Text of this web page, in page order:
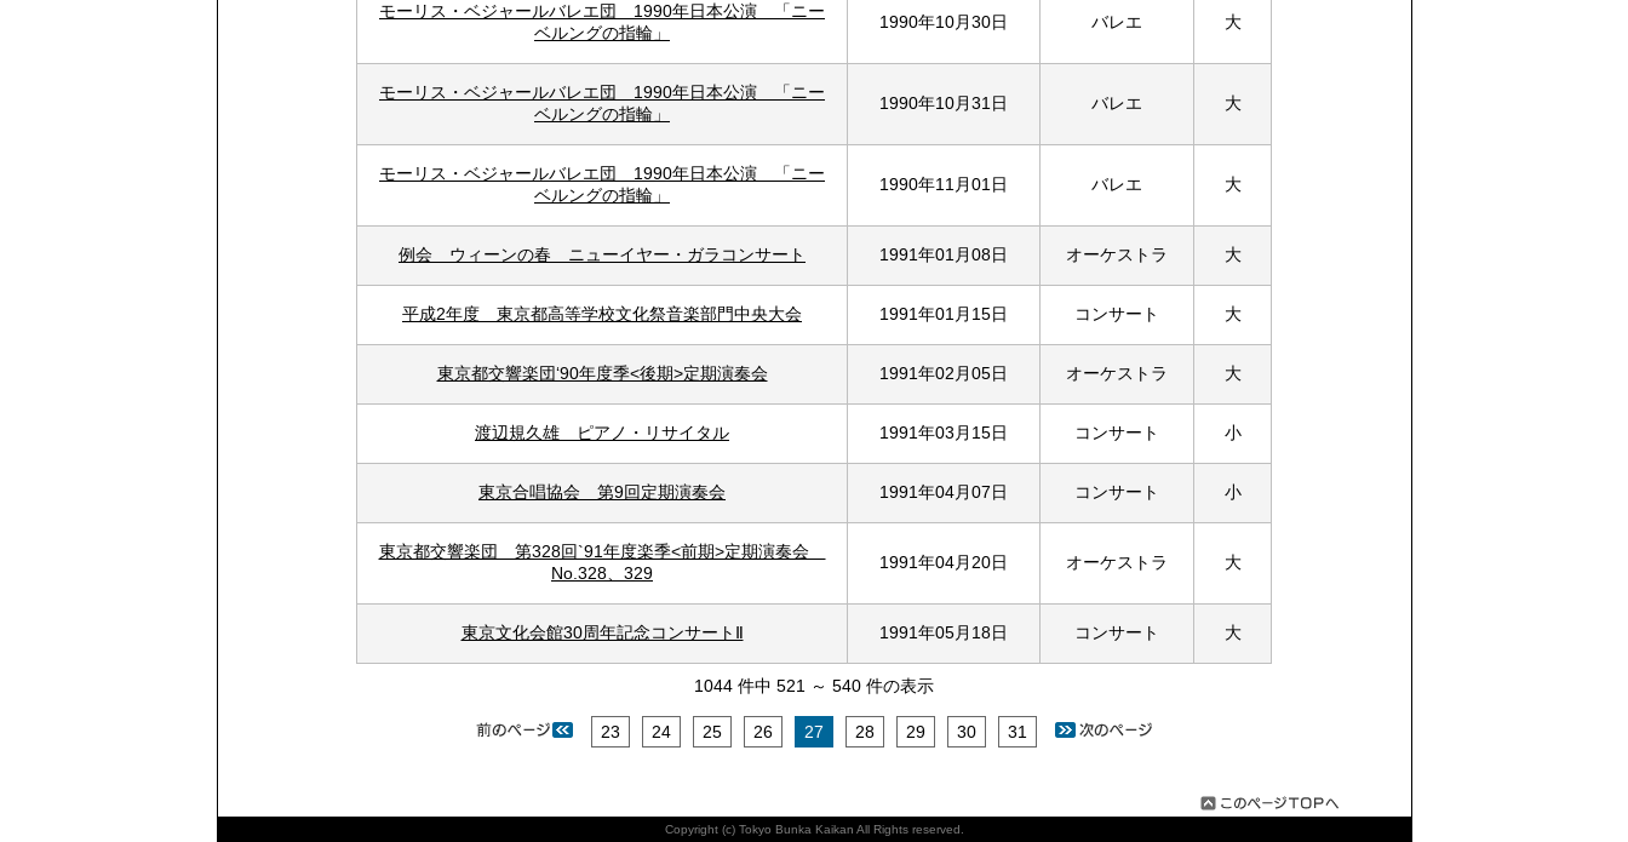
モーリス・ベジャールバレエ団 1990年日本公演 「ニー
ベルングの指輪」
1990年10月30日 バレエ 大
モーリス・ベジャールバレエ団 1990年日本公演 「ニー
ベルングの指輪」
1990年10月31日 バレエ 大
モーリス・ベジャールバレエ団 1990年日本公演 「ニー
ベルングの指輪」
1990年11月01日 バレエ 大
例会 ウィーンの春 ニューイヤー・ガラコンサート 1991年01月08日 オーケストラ 大
平成2年度 東京都高等学校文化祭音楽部門中央大会 1991年01月15日 コンサート 大
東京都交響楽団‘90年度季<後期>定期演奏会 1991年02月05日 オーケストラ 大
渡辺規久雄 ピアノ・リサイタル 1991年03月15日 コンサート 小
東京合唱協会 第9回定期演奏会 1991年04月07日 コンサート 小
東京都交響楽団 第328回`91年度楽季<前期>定期演奏会
No.328、329
1991年04月20日 オーケストラ 大
東京文化会館30周年記念コンサートⅡ 1991年05月18日 コンサート 大
1044 件中 521 ～ 540 件の表示
23 24 25 26 27 28 29 30 31
Copyright (c) Tokyo Bunka Kaikan All Rights reserved.